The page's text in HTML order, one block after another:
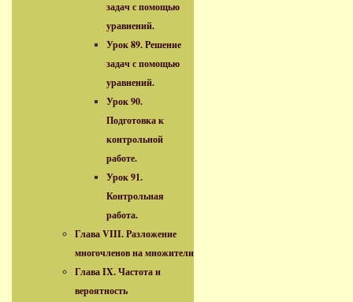
задач с помощью
уравнений.
Урок 89. Решение
задач с помощью
уравнений.
Урок 90.
Подготовка к
контрольной
работе.
Урок 91.
Контрольная
работа.
Глава VIII. Разложение
многочленов на множители
Глава IX. Частота и
вероятность